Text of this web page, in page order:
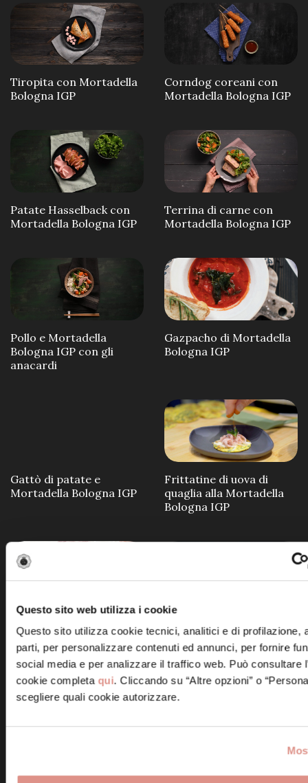
Questo sito web utilizza i cookie
Questo sito utilizza cookie tecnici, analitici e di profilazione,
parti, per personalizzare contenuti ed annunci, per fornire
social media e per analizzare il traffico web. Può consultare
cookie completa qui. Cliccando su “Altre opzioni” o
scegliere quali cookie autorizzare.
Tiropita con Mortadella
Bologna IGP
Corndog coreani con
Mortadella Bologna IGP
Patate Hasselback con
Mortadella Bologna IGP
Terrina di carne con
Mortadella Bologna IGP
Pollo e Mortadella
Bologna IGP con gli
anacardi
Gazpacho di Mortadella
Bologna IGP
Gattò di patate e
Mortadella Bologna IGP
Frittatine di uova di
quaglia alla Mortadella
Bologna IGP
Bologna IGP
Mortadella Bologna IGP
Insalata con Mortadella